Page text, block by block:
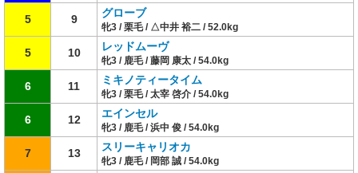
5 9 グローブ
牝3 / 栗毛 / △中井 裕二 / 52.0kg
5 10 レッドムーヴ
牝3 / 鹿毛 / 藤岡 康太 / 54.0kg
6 11 ミキノティータイム
牝3 / 栗毛 / 太宰 啓介 / 54.0kg
6 12 エインセル
牝3 / 鹿毛 / 浜中 俊 / 54.0kg
7 13 スリーキャリオカ
牝3 / 鹿毛 / 岡部 誠 / 54.0kg